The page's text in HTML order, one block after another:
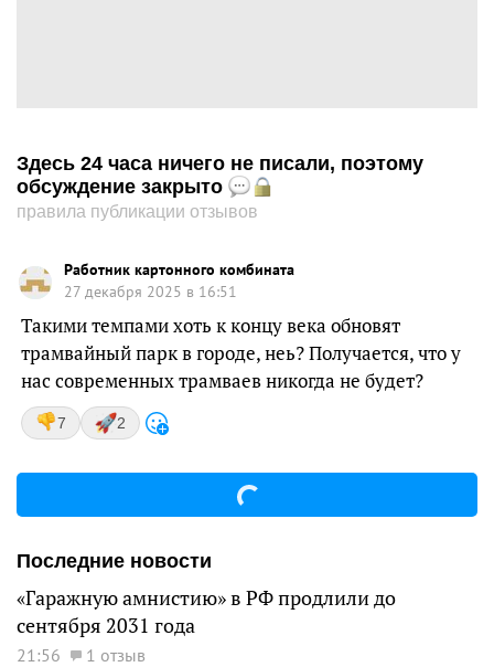
Здесь 24 часа ничего не писали, поэтому
обсуждение закрыто
правила публикации отзывов
Работник картонного комбината
27 декабря 2025 в 16:51
Такими темпами хоть к концу века обновят
трамвайный парк в городе, неь? Получается, что у
нас современных трамваев никогда не будет?
7 2
Последние новости
«Гаражную амнистию» в РФ продлили до
сентября 2031 года
21:56 1 отзыв